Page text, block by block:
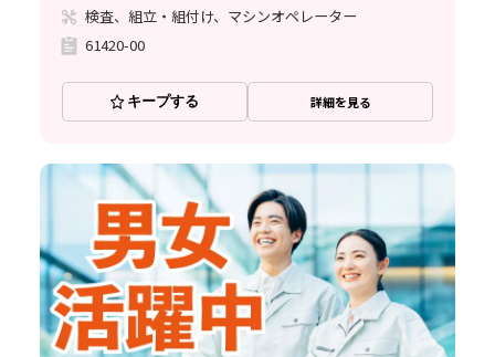
検査、組立・組付け、マシンオペレーター
61420-00
キープする 詳細を見る